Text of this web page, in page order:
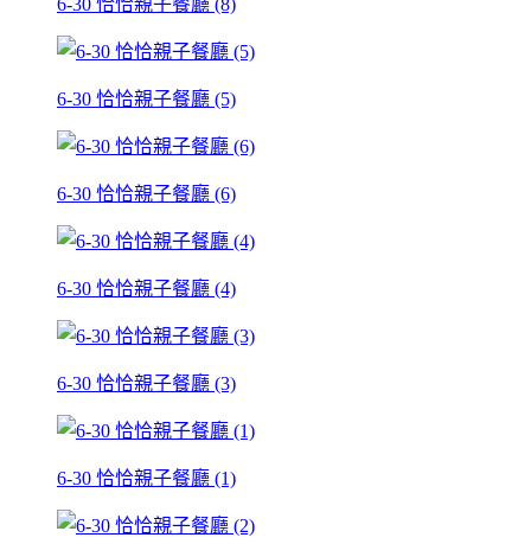
6-30 恰恰親子餐廳 (5)
6-30 恰恰親子餐廳 (6)
6-30 恰恰親子餐廳 (4)
6-30 恰恰親子餐廳 (3)
6-30 恰恰親子餐廳 (1)